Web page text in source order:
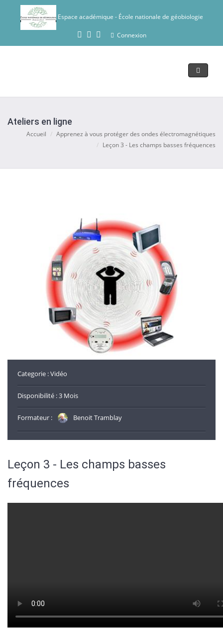
Espace académique - École nationale de géobiologie
Connexion
toggle
Ateliers en ligne
Accueil
Apprenez à vous protéger des ondes électromagnétiques
Leçon 3 - Les champs basses fréquences
Categorie : Vidéo
Disponibilité : 3 Mois
Formateur : Benoit Tramblay
Leçon 3 - Les champs basses
fréquences